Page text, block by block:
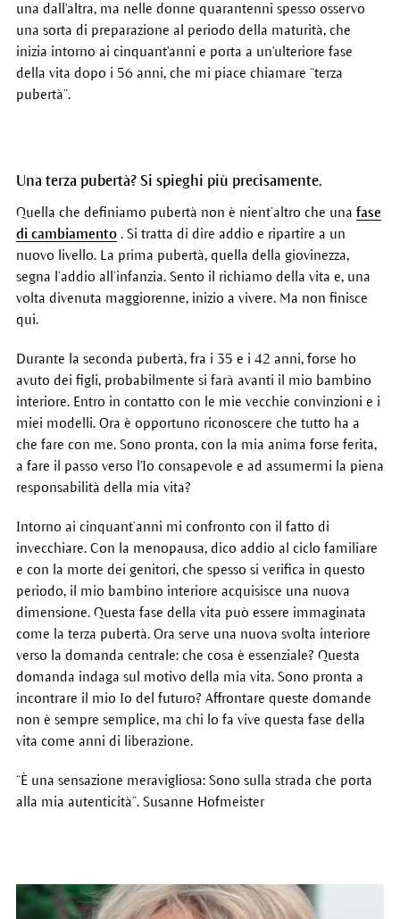
una dall'altra, ma nelle donne quarantenni spesso osservo
una sorta di preparazione al periodo della maturità, che
inizia intorno ai cinquant'anni e porta a un'ulteriore fase
della vita dopo i 56 anni, che mi piace chiamare “terza
pubertà”.
Una terza pubertà? Si spieghi più precisamente.
Quella che definiamo pubertà non è nient’altro che una fase
di cambiamento. Si tratta di dire addio e ripartire a un
nuovo livello. La prima pubertà, quella della giovinezza,
segna l’addio all’infanzia. Sento il richiamo della vita e, una
volta divenuta maggiorenne, inizio a vivere. Ma non finisce
qui.
Durante la seconda pubertà, fra i 35 e i 42 anni, forse ho
avuto dei figli, probabilmente si farà avanti il mio bambino
interiore. Entro in contatto con le mie vecchie convinzioni e i
miei modelli. Ora è opportuno riconoscere che tutto ha a
che fare con me. Sono pronta, con la mia anima forse ferita,
a fare il passo verso l'Io consapevole e ad assumermi la piena
responsabilità della mia vita?
Intorno ai cinquant’anni mi confronto con il fatto di
invecchiare. Con la menopausa, dico addio al ciclo familiare
e con la morte dei genitori, che spesso si verifica in questo
periodo, il mio bambino interiore acquisisce una nuova
dimensione. Questa fase della vita può essere immaginata
come la terza pubertà. Ora serve una nuova svolta interiore
verso la domanda centrale: che cosa è essenziale? Questa
domanda indaga sul motivo della mia vita. Sono pronta a
incontrare il mio Io del futuro? Affrontare queste domande
non è sempre semplice, ma chi lo fa vive questa fase della
vita come anni di liberazione.
“È una sensazione meravigliosa: Sono sulla strada che porta
alla mia autenticità”. Susanne Hofmeister